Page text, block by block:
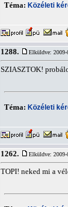
Téma: Közéleti
1288. Elküldve:
SZIASZTOK!
Téma: Közéleti
1262. Elküldve:
TOPI! neked mi a